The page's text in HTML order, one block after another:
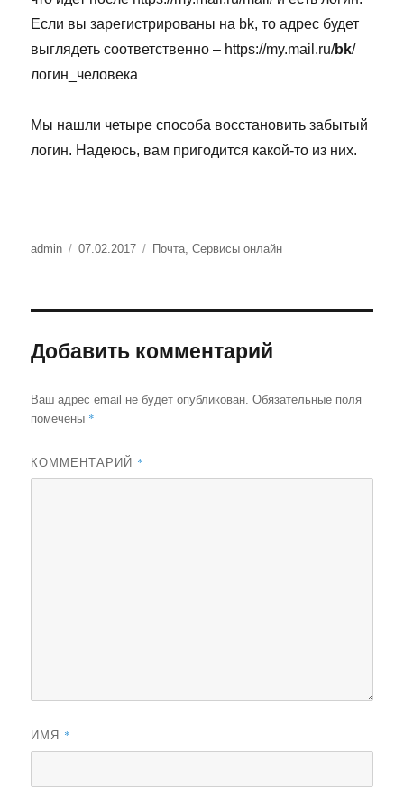
Если вы зарегистрированы на bk, то адрес будет
выглядеть соответственно – https://my.mail.ru/bk/
логин_человека
Мы нашли четыре способа восстановить забытый
логин. Надеюсь, вам пригодится какой-то из них.
Автор
admin Опубликовано
07.02.2017 Рубрики
Почта,Сервисы онлайн
Добавить комментарий
Ваш адрес email не будет опубликован. Обязательные поля
помечены *
КОММЕНТАРИЙ *
ИМЯ *